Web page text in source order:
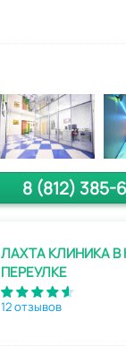
8 (812) 385-
ЛАХТА КЛИНИКА
ПЕРЕУЛКЕ
12 отзывов